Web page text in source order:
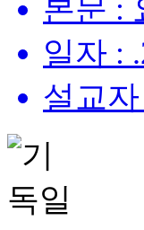
본문 :
일자 :
설교